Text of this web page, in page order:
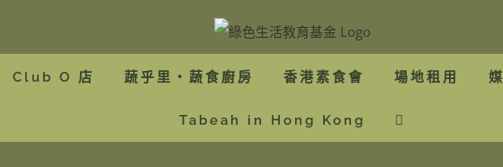
Club O 店 蔬乎里・蔬食廚房 香港素食會 場地租用
Tabeah in Hong Kong